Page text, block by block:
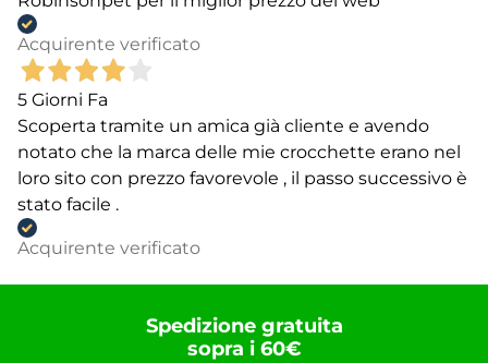
Acquirente verificato
5 Giorni Fa
Scoperta tramite un amica già cliente e avendo
notato che la marca delle mie crocchette erano nel
loro sito con prezzo favorevole , il passo successivo è
stato facile .
Acquirente verificato
Spedizione gratuita
sopra i 60€